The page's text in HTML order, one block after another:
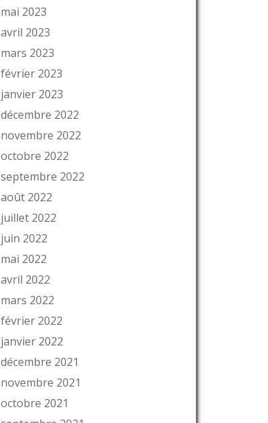
mai 2023
avril 2023
mars 2023
février 2023
janvier 2023
décembre 2022
novembre 2022
octobre 2022
septembre 2022
août 2022
juillet 2022
juin 2022
mai 2022
avril 2022
mars 2022
février 2022
janvier 2022
décembre 2021
novembre 2021
octobre 2021